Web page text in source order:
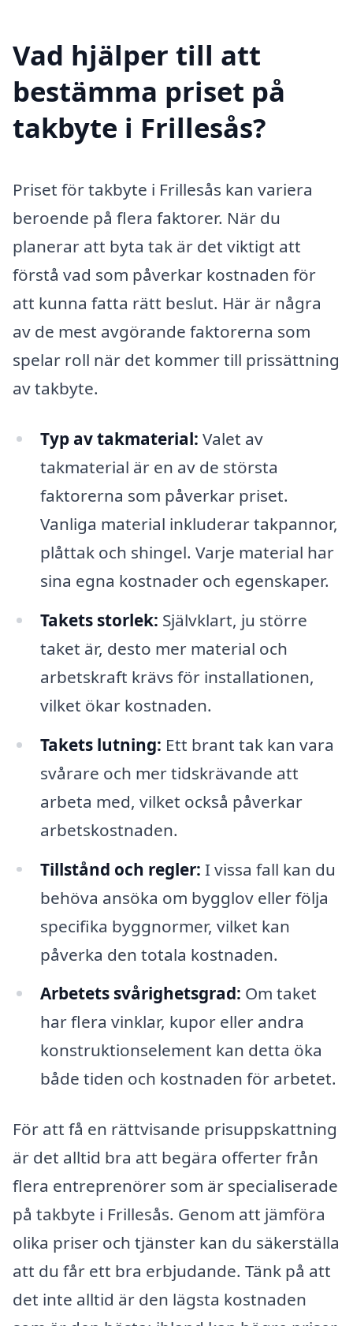
Vad hjälper till att
bestämma priset på
takbyte i Frillesås?
Priset för takbyte i Frillesås kan variera
beroende på flera faktorer. När du
planerar att byta tak är det viktigt att
förstå vad som påverkar kostnaden för
att kunna fatta rätt beslut. Här är några
av de mest avgörande faktorerna som
spelar roll när det kommer till prissättning
av takbyte.
Typ av takmaterial: Valet av
takmaterial är en av de största
faktorerna som påverkar priset.
Vanliga material inkluderar takpannor,
plåttak och shingel. Varje material har
sina egna kostnader och egenskaper.
Takets storlek: Självklart, ju större
taket är, desto mer material och
arbetskraft krävs för installationen,
vilket ökar kostnaden.
Takets lutning: Ett brant tak kan vara
svårare och mer tidskrävande att
arbeta med, vilket också påverkar
arbetskostnaden.
Tillstånd och regler: I vissa fall kan du
behöva ansöka om bygglov eller följa
specifika byggnormer, vilket kan
påverka den totala kostnaden.
Arbetets svårighetsgrad: Om taket
har flera vinklar, kupor eller andra
konstruktionselement kan detta öka
både tiden och kostnaden för arbetet.
För att få en rättvisande prisuppskattning
är det alltid bra att begära offerter från
flera entreprenörer som är specialiserade
på takbyte i Frillesås. Genom att jämföra
olika priser och tjänster kan du säkerställa
att du får ett bra erbjudande. Tänk på att
det inte alltid är den lägsta kostnaden